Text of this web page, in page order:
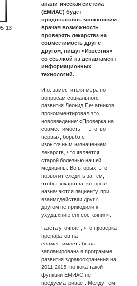
13
аналитическая система
(ЕМИАС) будет
предоставлять московским
врачам возможность
проверять лекарства на
совместимость друг с
другом, пишут «Известия»
со ссылкой на департамент
информационных
технологий.
И.о. заместителя мэра по
вопросам социального
развития Леонид Печатников
прокомментировал это
нововведение: «Проверка на
совместимость — это, во-
первых, борьба с
избыточным назначением
лекарств, что является
старой болезнью нашей
медицины. Во-вторых, это
позволит следить за тем,
чтобы лекарства, которые
назначаются пациенту, при
взаимодействии друг с
другом не приводили к
ухудшению его состояния».
Газета уточняет, что проверка
препаратов на
совместимость была
запланирована в программе
развития здравоохранения на
2011-2013, но пока такой
функции ЕМИАС не
предусматривает. Между тем,